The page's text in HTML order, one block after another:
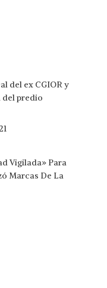
del ex CGIOR y
del predio
Vigilada» Para
Marcas De La